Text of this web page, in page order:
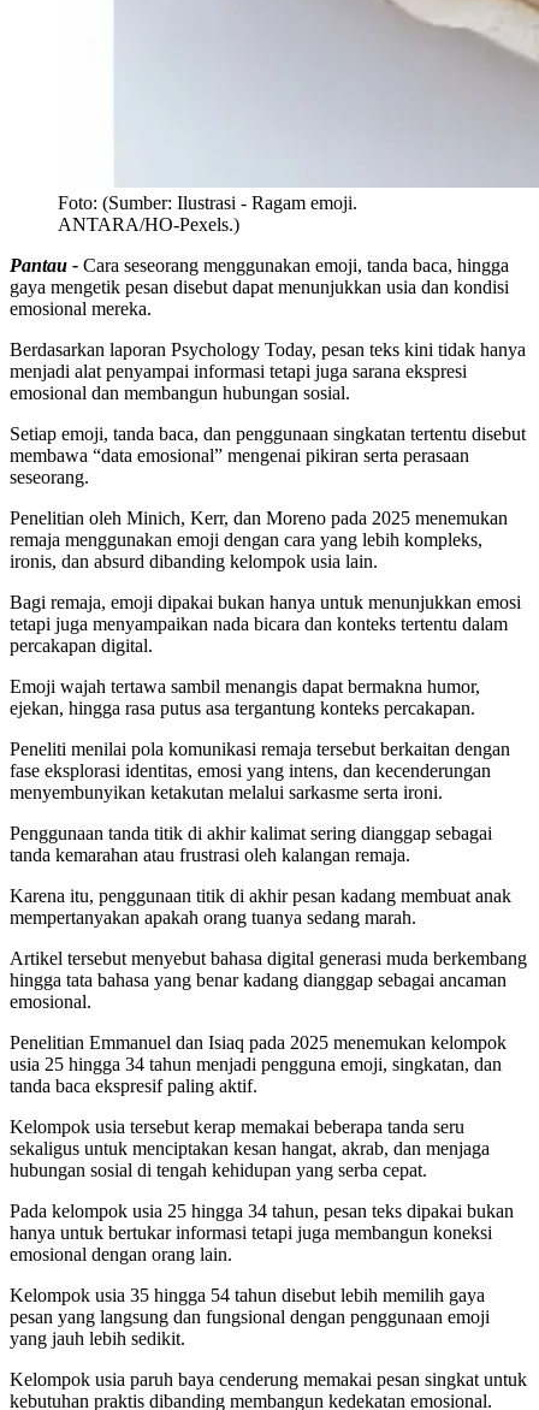
Foto: (Sumber: Ilustrasi - Ragam emoji.
ANTARA/HO-Pexels.)
Pantau - Cara seseorang menggunakan emoji, tanda baca, hingga
gaya mengetik pesan disebut dapat menunjukkan usia dan kondisi
emosional mereka.
Berdasarkan laporan Psychology Today, pesan teks kini tidak hanya
menjadi alat penyampai informasi tetapi juga sarana ekspresi
emosional dan membangun hubungan sosial.
Setiap emoji, tanda baca, dan penggunaan singkatan tertentu disebut
membawa “data emosional” mengenai pikiran serta perasaan
seseorang.
Penelitian oleh Minich, Kerr, dan Moreno pada 2025 menemukan
remaja menggunakan emoji dengan cara yang lebih kompleks,
ironis, dan absurd dibanding kelompok usia lain.
Bagi remaja, emoji dipakai bukan hanya untuk menunjukkan emosi
tetapi juga menyampaikan nada bicara dan konteks tertentu dalam
percakapan digital.
Emoji wajah tertawa sambil menangis dapat bermakna humor,
ejekan, hingga rasa putus asa tergantung konteks percakapan.
Peneliti menilai pola komunikasi remaja tersebut berkaitan dengan
fase eksplorasi identitas, emosi yang intens, dan kecenderungan
menyembunyikan ketakutan melalui sarkasme serta ironi.
Penggunaan tanda titik di akhir kalimat sering dianggap sebagai
tanda kemarahan atau frustrasi oleh kalangan remaja.
Karena itu, penggunaan titik di akhir pesan kadang membuat anak
mempertanyakan apakah orang tuanya sedang marah.
Artikel tersebut menyebut bahasa digital generasi muda berkembang
hingga tata bahasa yang benar kadang dianggap sebagai ancaman
emosional.
Penelitian Emmanuel dan Isiaq pada 2025 menemukan kelompok
usia 25 hingga 34 tahun menjadi pengguna emoji, singkatan, dan
tanda baca ekspresif paling aktif.
Kelompok usia tersebut kerap memakai beberapa tanda seru
sekaligus untuk menciptakan kesan hangat, akrab, dan menjaga
hubungan sosial di tengah kehidupan yang serba cepat.
Pada kelompok usia 25 hingga 34 tahun, pesan teks dipakai bukan
hanya untuk bertukar informasi tetapi juga membangun koneksi
emosional dengan orang lain.
Kelompok usia 35 hingga 54 tahun disebut lebih memilih gaya
pesan yang langsung dan fungsional dengan penggunaan emoji
yang jauh lebih sedikit.
Kelompok usia paruh baya cenderung memakai pesan singkat untuk
kebutuhan praktis dibanding membangun kedekatan emosional.